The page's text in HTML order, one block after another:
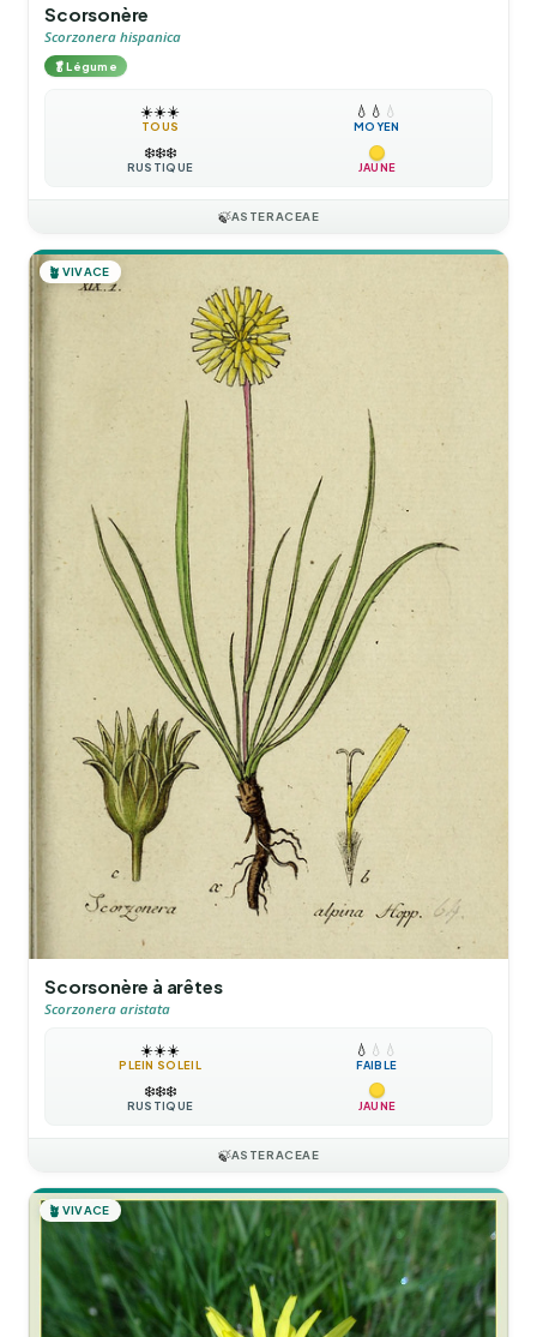
Scorsonère
Scorzonera hispanica
🥬Légume
☀️☀️☀️
TOUS
💧 💧 💧
MOYEN
❄️❄️❄️
RUSTIQUE JAUNE
🍃ASTERACEAE
🪴 VIVACE
Scorsonère à arêtes
Scorzonera aristata
☀️☀️☀️
PLEIN SOLEIL
💧 💧 💧
FAIBLE
❄️❄️❄️
RUSTIQUE JAUNE
🍃ASTERACEAE
🪴 VIVACE